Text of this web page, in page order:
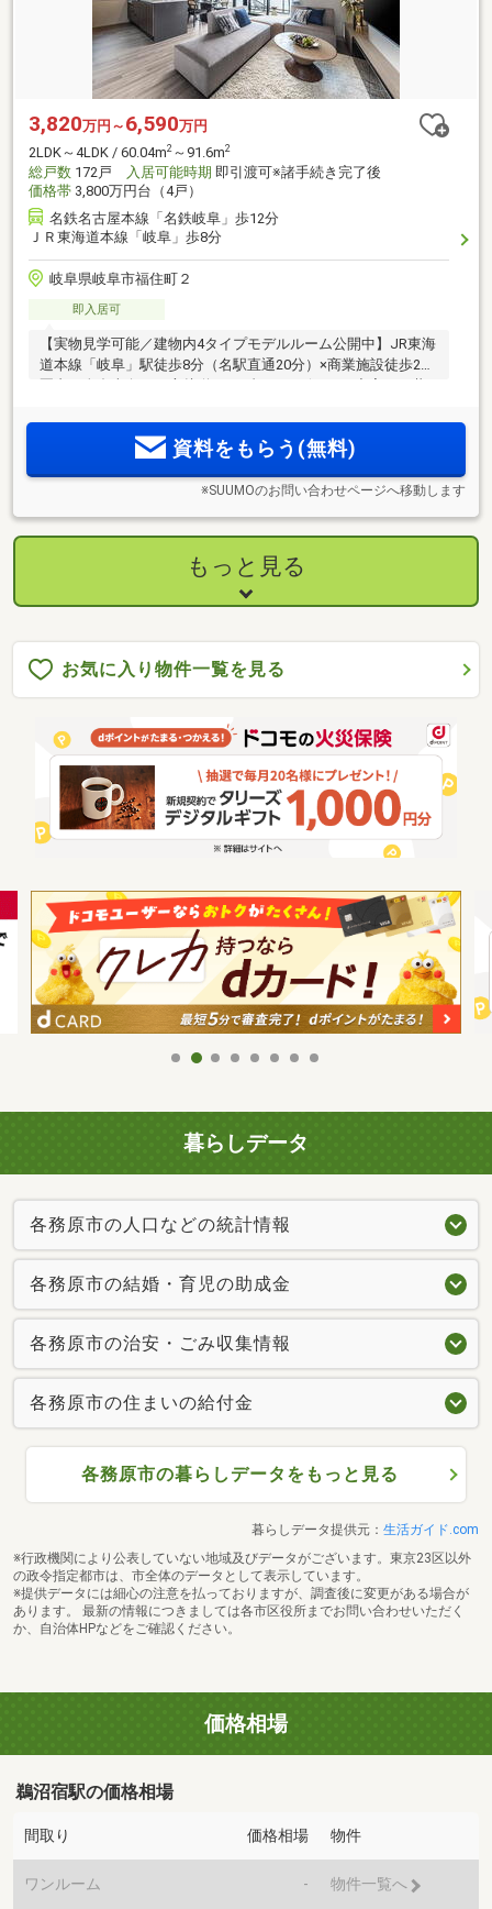
3,820万円～ 6,590万円
2LDK～4LDK / 60.04m2 ～91.6m2
総戸数 172戸 入居可能時期 即引渡可※諸手続き完了後
価格帯 3,800万円台（4戸）
名鉄名古屋本線「名鉄岐阜」歩12分
ＪＲ東海道本線「岐阜」歩8分
岐阜県岐阜市福住町２
即入居可
【実物見学可能／建物内4タイプモデルルーム公開中】JR東海
道本線「岐阜」駅徒歩8分（名駅直通20分）×商業施設徒歩2分
中！】
資料をもらう(無料)
※SUUMOのお問い合わせページへ移動します
もっと見る
お気に入り物件一覧を見る
暮らしデータ
各務原市の人口などの統計情報
各務原市の結婚・育児の助成金
各務原市の治安・ごみ収集情報
各務原市の住まいの給付金
各務原市の暮らしデータをもっと見る
暮らしデータ提供元： 生活ガイド.com
※行政機関により公表していない地域及びデータがございます。東京23区以外
の政令指定都市は、市全体のデータとして表示しています。
※提供データには細心の注意を払っておりますが、調査後に変更がある場合が
あります。 最新の情報につきましては各市区役所までお問い合わせいただく
か、自治体HPなどをご確認ください。
価格相場
鵜沼宿駅の価格相場
間取り 価格相場 物件
ワンルーム - 物件一覧へ